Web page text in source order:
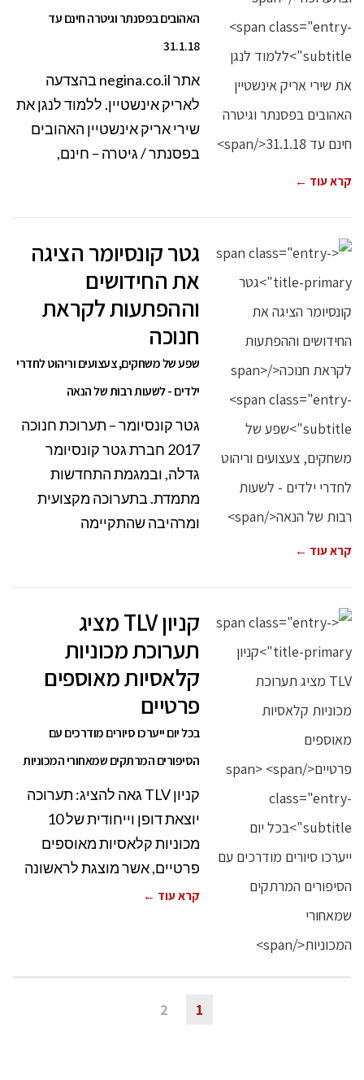
האהובים בפסנתר וגיטרה חינם עד
31.1.18
אתר negina.co.il בהצדעה
לאריק אינשטיין. ללמוד לנגן את
שירי אריק אינשטיין האהובים
בפסנתר / גיטרה – חינם,
קרא עוד ←
גטר קונסיומר הציגה
את החידושים
וההפתעות לקראת
חנוכה
שפע של משחקים, צעצועים וריהוט לחדרי
ילדים - לשעות רבות של הנאה
גטר קונסיומר – תערוכת חנוכה
2017 חברת גטר קונסיומר
גדלה, ובמגמת התחדשות
מתמדת. בתערוכה מקצועית
ומרהיבה שהתקיימה
קרא עוד ←
קניון TLV מציג
תערוכת מכוניות
קלאסיות מאוספים
פרטיים
בכל יום ייערכו סיורים מודרכים עם
הסיפורים המרתקים שמאחורי המכוניות
קניון TLV גאה להציג: תערוכה
יוצאת דופן וייחודית של 10
מכוניות קלאסיות מאוספים
פרטיים, אשר מוצגת לראשונה
קרא עוד ←
1
2